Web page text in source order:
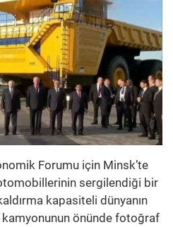
Forumu için Minsk’te
sergilendiği bir
kapasiteli dünyanın
önünde fotoğraf